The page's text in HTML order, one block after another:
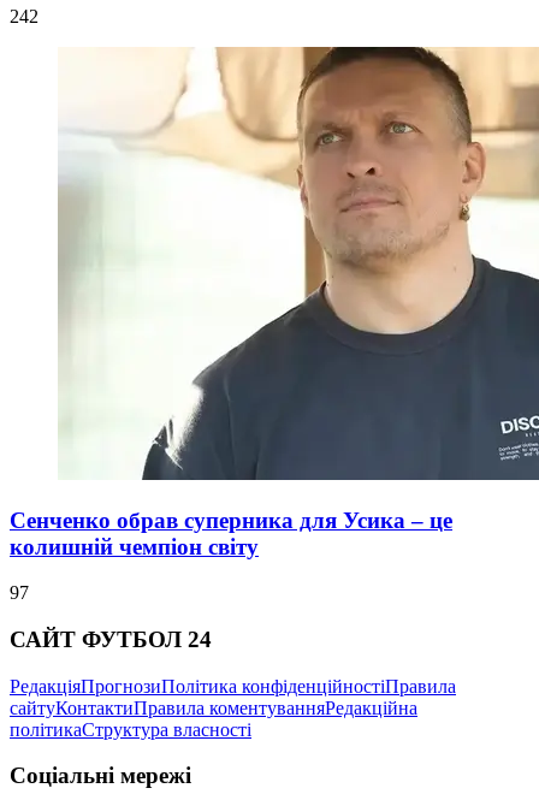
242
Сенченко обрав суперника для Усика – це
колишній чемпіон світу
97
САЙТ ФУТБОЛ 24
РедакціяПрогнозиПолітика конфіденційностіПравила
сайтуКонтактиПравила коментуванняРедакційна
політикаСтруктура власності
Соціальні мережі